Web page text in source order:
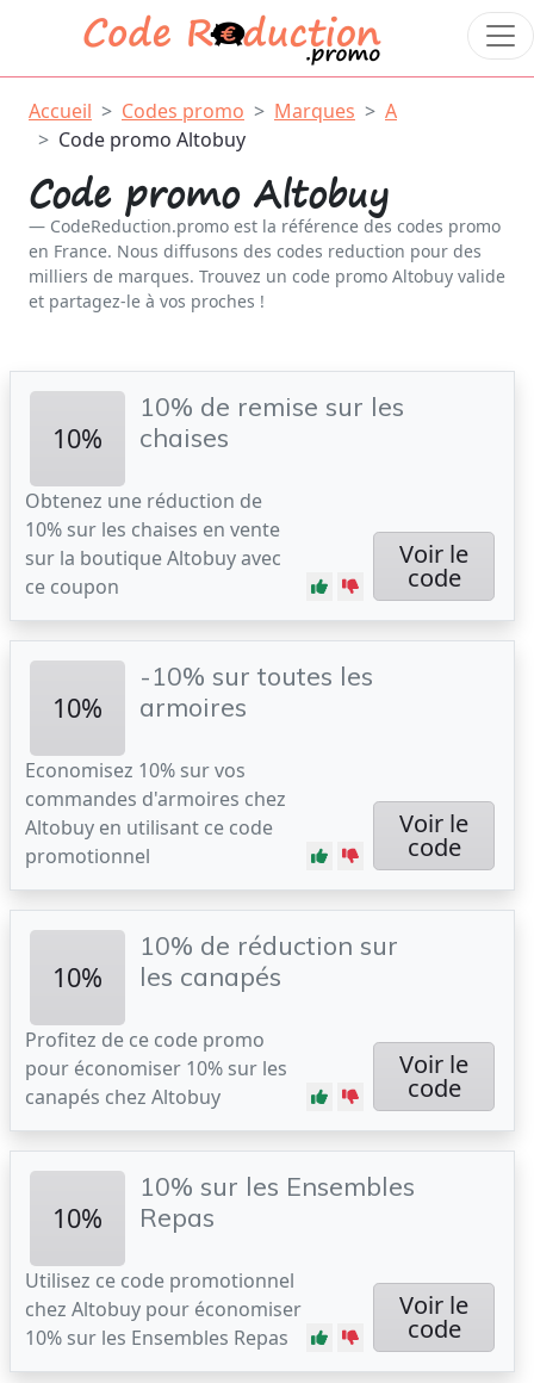
Accueil Codes promo Marques
A
Code promo Altobuy
Code promo Altobuy
CodeReduction.promo est la référence des codes promo
en France. Nous diffusons des codes reduction pour des
milliers de marques. Trouvez un code promo Altobuy valide
et partagez-le à vos proches !
10%
10% de remise sur les
chaises
Obtenez une réduction de
10% sur les chaises en vente
sur la boutique Altobuy avec
ce coupon
Voir le
code
10%
-10% sur toutes les
armoires
Economisez 10% sur vos
commandes d'armoires chez
Altobuy en utilisant ce code
promotionnel
Voir le
code
10%
10% de réduction sur
les canapés
Profitez de ce code promo
pour économiser 10% sur les
canapés chez Altobuy
Voir le
code
10%
10% sur les Ensembles
Repas
Utilisez ce code promotionnel
chez Altobuy pour économiser
10% sur les Ensembles Repas
Voir le
code